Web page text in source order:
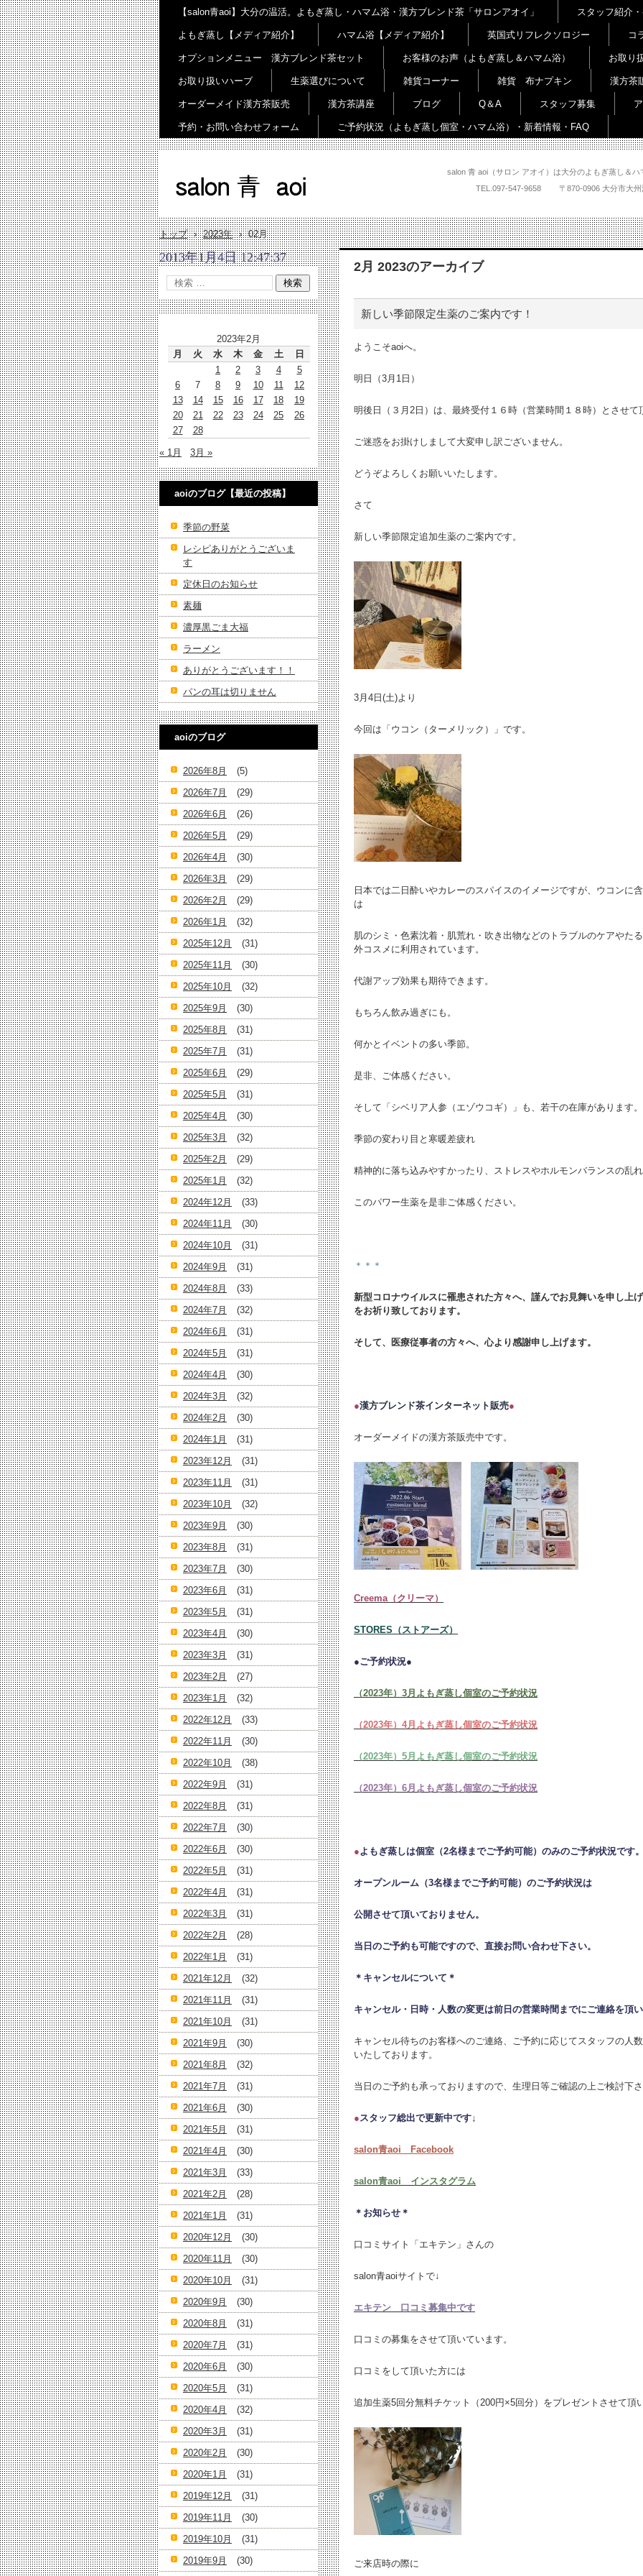
salon 青 aoi（サロン アオイ）は大分のよもぎ蒸し＆
TEL. 097-547-9658 〒870-0906 大分
【salon青aoi】大分の温活。よもぎ蒸し・ハマム浴・漢方ブレンド茶「サロンアオイ」 スタッフ紹介
よもぎ蒸し【メディア紹介】 ハマム浴【メディア紹介】 英国式リフレクソロジー コ
オプションメニュー 漢方ブレンド茶セット お客様のお声（よもぎ蒸し＆ハマム浴） お取り
お取り扱いハーブ 生薬選びについて 雑貨コーナー 雑貨 布ナプキン 漢方茶
オーダーメイド漢方茶販売 漢方茶講座 ブログ Q＆A スタッフ募集
予約・お問い合わせフォーム ご予約状況（よもぎ蒸し個室・ハマム浴）・新着情報・FAQ
トップ › 2023年 › 02月
2月 2023のアーカイブ
新しい季節限定生薬のご案内です！
ようこそaoiへ。
明日（3月1日）
明後日（３月2日）は、最終受付１６時（営業時間１８時）とさせて
ご迷惑をお掛けしまして大変申し訳ございません。
どうぞよろしくお願いいたします。
さて
新しい季節限定追加生薬のご案内です。
3月4日(土)より
今回は「ウコン（ターメリック）」です。
日本では二日酔いやカレーのスパイスのイメージですが、ウコンに
は
肌のシミ・色素沈着・肌荒れ・吹き出物などのトラブルのケアやた
外コスメに利用されています。
代謝アップ効果も期待できます。
もちろん飲み過ぎにも。
何かとイベントの多い季節。
是非、ご体感ください。
そして「シベリア人参（エゾウコギ）」も、若干の在庫があります。
季節の変わり目と寒暖差疲れ
精神的に落ち込みやすかったり、ストレスやホルモンバランスの乱
このパワー生薬を是非ご体感ください。
＊＊＊
新型コロナウイルスに罹患された方々へ、謹んでお見舞いを申し上
をお祈り致しております。
そして、医療従事者の方々へ、心より感謝申し上げます。
●漢方ブレンド茶インターネット販売●
オーダーメイドの漢方茶販売中です。
Creema（クリーマ）
STORES（ストアーズ）
●ご予約状況●
（2023年）3月よもぎ蒸し個室のご予約状況
（2023年）4月よもぎ蒸し個室のご予約状況
（2023年）5月よもぎ蒸し個室のご予約状況
（2023年）6月よもぎ蒸し個室のご予約状況
●よもぎ蒸しは個室（2名様までご予約可能）のみのご予約状況です
オープンルーム（3名様までご予約可能）のご予約状況は
公開させて頂いておりません。
当日のご予約も可能ですので、直接お問い合わせ下さい。
＊キャンセルについて＊
キャンセル・日時・人数の変更は前日の営業時間までにご連絡を頂
キャンセル待ちのお客様へのご連絡、ご予約に応じてスタッフの人
いたしております。
当日のご予約も承っておりますので、生理日等ご確認の上ご検討下
●スタッフ総出で更新中です↓
salon青aoi Facebook
salon青aoi インスタグラム
＊お知らせ＊
口コミサイト「エキテン」さんの
salon青aoiサイトで↓
エキテン 口コミ募集中です
口コミの募集をさせて頂いています。
口コミをして頂いた方には
追加生薬5回分無料チケット（200円×5回分）をプレゼントさせて頂
ご来店時の際に
2013年1月4日 12:47:37
2023年2月
月
火 水 木 金 土
日
1
2 3 4
5
6
7 8 9 10 11
12
13
14 15 16 17 18
19
20
21 22 23 24 25
26
27
28
« 1月 3月 »
aoiのブログ【最近の投稿】
季節の野菜
レシピありがとうございま
す
定休日のお知らせ
素麺
濃厚黒ごま大福
ラーメン
ありがとうございます！！
パンの耳は切りません
aoiのブログ
2026年8月
(5)
2026年7月
(29)
2026年6月
(26)
2026年5月
(29)
2026年4月
(30)
2026年3月
(29)
2026年2月
(29)
2026年1月
(32)
2025年12月
(31)
2025年11月
(30)
2025年10月
(32)
2025年9月
(30)
2025年8月
(31)
2025年7月
(31)
2025年6月
(29)
2025年5月
(31)
2025年4月
(30)
2025年3月
(32)
2025年2月
(29)
2025年1月
(32)
2024年12月
(33)
2024年11月
(30)
2024年10月
(31)
2024年9月
(31)
2024年8月
(33)
2024年7月
(32)
2024年6月
(31)
2024年5月
(31)
2024年4月
(30)
2024年3月
(32)
2024年2月
(30)
2024年1月
(31)
2023年12月
(31)
2023年11月
(31)
2023年10月
(32)
2023年9月
(30)
2023年8月
(31)
2023年7月
(30)
2023年6月
(31)
2023年5月
(31)
2023年4月
(30)
2023年3月
(31)
2023年2月
(27)
2023年1月
(32)
2022年12月
(33)
2022年11月
(30)
2022年10月
(38)
2022年9月
(31)
2022年8月
(31)
2022年7月
(30)
2022年6月
(30)
2022年5月
(31)
2022年4月
(31)
2022年3月
(31)
2022年2月
(28)
2022年1月
(31)
2021年12月
(32)
2021年11月
(31)
2021年10月
(31)
2021年9月
(30)
2021年8月
(32)
2021年7月
(31)
2021年6月
(30)
2021年5月
(31)
2021年4月
(30)
2021年3月
(33)
2021年2月
(28)
2021年1月
(31)
2020年12月
(30)
2020年11月
(30)
2020年10月
(31)
2020年9月
(30)
2020年8月
(31)
2020年7月
(31)
2020年6月
(30)
2020年5月
(31)
2020年4月
(32)
2020年3月
(31)
2020年2月
(30)
2020年1月
(31)
2019年12月
(31)
2019年11月
(30)
2019年10月
(31)
2019年9月
(30)